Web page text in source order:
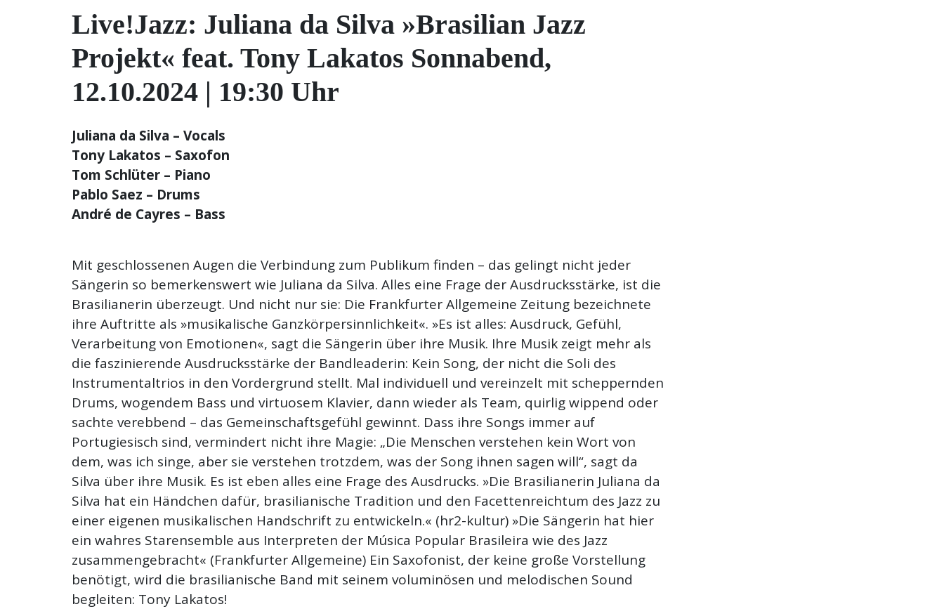
Live!Jazz: Juliana da Silva »Brasilian Jazz
Projekt« feat. Tony Lakatos Sonnabend,
12.10.2024 | 19:30 Uhr
Juliana da Silva – Vocals
Tony Lakatos – Saxofon
Tom Schlüter – Piano
Pablo Saez – Drums
André de Cayres – Bass
Mit geschlossenen Augen die Verbindung zum Publikum finden – das gelingt nicht jeder
Sängerin so bemerkenswert wie Juliana da Silva. Alles eine Frage der Ausdrucksstärke, ist die
Brasilianerin überzeugt. Und nicht nur sie: Die Frankfurter Allgemeine Zeitung bezeichnete
ihre Auftritte als »musikalische Ganzkörpersinnlichkeit«. »Es ist alles: Ausdruck, Gefühl,
Verarbeitung von Emotionen«, sagt die Sängerin über ihre Musik. Ihre Musik zeigt mehr als
die faszinierende Ausdrucksstärke der Bandleaderin: Kein Song, der nicht die Soli des
Instrumentaltrios in den Vordergrund stellt. Mal individuell und vereinzelt mit scheppernden
Drums, wogendem Bass und virtuosem Klavier, dann wieder als Team, quirlig wippend oder
sachte verebbend – das Gemeinschaftsgefühl gewinnt. Dass ihre Songs immer auf
Portugiesisch sind, vermindert nicht ihre Magie: „Die Menschen verstehen kein Wort von
dem, was ich singe, aber sie verstehen trotzdem, was der Song ihnen sagen will“, sagt da
Silva über ihre Musik. Es ist eben alles eine Frage des Ausdrucks. »Die Brasilianerin Juliana da
Silva hat ein Händchen dafür, brasilianische Tradition und den Facettenreichtum des Jazz zu
einer eigenen musikalischen Handschrift zu entwickeln.« (hr2-kultur) »Die Sängerin hat hier
ein wahres Starensemble aus Interpreten der Música Popular Brasileira wie des Jazz
zusammengebracht« (Frankfurter Allgemeine) Ein Saxofonist, der keine große Vorstellung
benötigt, wird die brasilianische Band mit seinem voluminösen und melodischen Sound
begleiten: Tony Lakatos!